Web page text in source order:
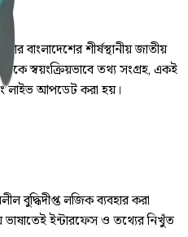
বাংলাদেশের শীর্ষস্থানীয় জাতীয়
স্বয়ংক্রিয়ভাবে তথ্য সংগ্রহ, একই
লাইভ আপডেট করা হয়।
বুদ্ধিদীপ্ত লজিক ব্যবহার করা
ইন্টারফেস ও তথ্যের নিখুঁত